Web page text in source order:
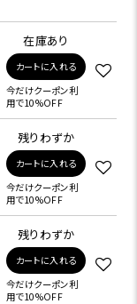
在庫あり
カートに入れる
今だけクーポン利
用で10%OFF
残りわずか
カートに入れる
今だけクーポン利
用で10%OFF
残りわずか
カートに入れる
今だけクーポン利
用で10%OFF